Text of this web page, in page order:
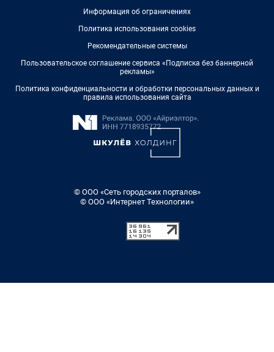
Информация об ограничениях
Политика использования cookies
Рекомендательные системы
Пользовательское соглашение сервиса «Подписка без баннерной
рекламы»
Политика конфиденциальности и обработки персональных данных и
правила использования сайта
© ООО «Сеть городских порталов»
© ООО «Интернет Технологии»